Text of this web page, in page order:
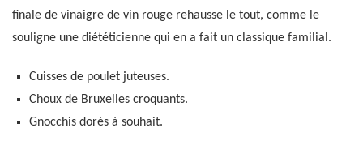
finale de vinaigre de vin rouge rehausse le tout, comme le
souligne une diététicienne qui en a fait un classique familial.
Cuisses de poulet juteuses.
Choux de Bruxelles croquants.
Gnocchis dorés à souhait.